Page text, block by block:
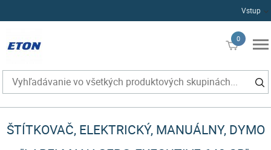
Vstup
0
€0
ŠTÍTKOVAČ, ELEKTRICKÝ, MANUÁLNY, DYMO